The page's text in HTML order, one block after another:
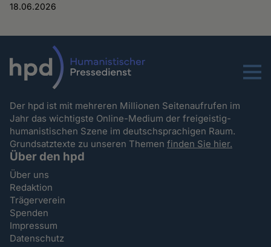
18.06.2026
Menu
Der hpd ist mit mehreren Millionen Seitenaufrufen im
Jahr das wichtigste Online-Medium der freigeistig-
humanistischen Szene im deutschsprachigen Raum.
Grundsatztexte zu unseren Themenfinden Sie hier.
Über den hpd
Über uns
Redaktion
Trägerverein
Spenden
Impressum
Datenschutz